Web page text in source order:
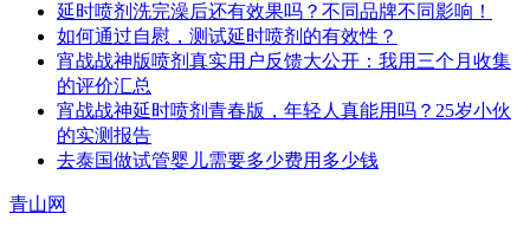
延时喷剂洗完澡后还有效果吗？不同品牌不同影响！
如何通过自慰，测试延时喷剂的有效性？
宵战战神版喷剂真实用户反馈大公开：我用三个月收集
的评价汇总
宵战战神延时喷剂青春版，年轻人真能用吗？25岁小伙
的实测报告
去泰国做试管婴儿需要多少费用多少钱
青山网